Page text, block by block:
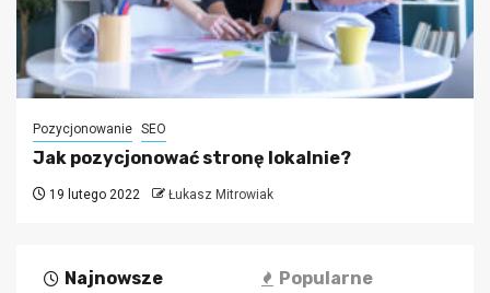
Pozycjonowanie SEO
Jak pozycjonować stronę lokalnie?
19 lutego 2022 Łukasz Mitrowiak
Najnowsze Popularne